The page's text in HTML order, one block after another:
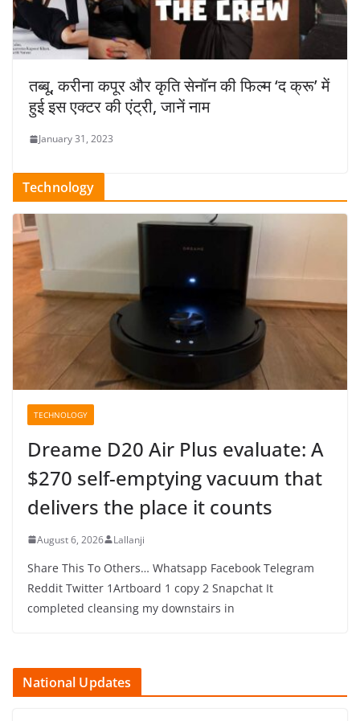
तब्बू, करीना कपूर और कृति सेनॉन की फिल्म ‘द क्रू’ में
हुई इस एक्टर की एंट्री, जानें नाम
January 31, 2023
Technology
TECHNOLOGY
Dreame D20 Air Plus evaluate: A
$270 self-emptying vacuum that
delivers the place it counts
August 6, 2026 Lallanji
Share This To Others… Whatsapp Facebook Telegram
Reddit Twitter 1Artboard 1 copy 2 Snapchat It
completed cleansing my downstairs in
National Updates